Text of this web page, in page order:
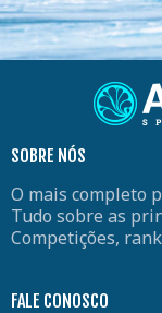
SOBRE NÓS
O mais completo
Tudo sobre as
Competições,
FALE CONOSCO